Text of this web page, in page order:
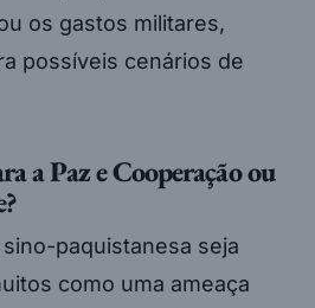
os gastos militares,
possíveis cenários de
a Paz e Cooperação ou
paquistanesa seja
como uma ameaça